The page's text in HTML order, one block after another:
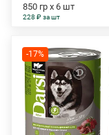
850 гр х 6 шт
228 ₽ за шт
-17%